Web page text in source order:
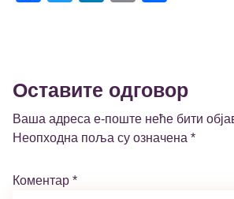
Оставите одговор
Ваша адреса е-поште неће бити
Неопходна поља су означена *
Коментар *